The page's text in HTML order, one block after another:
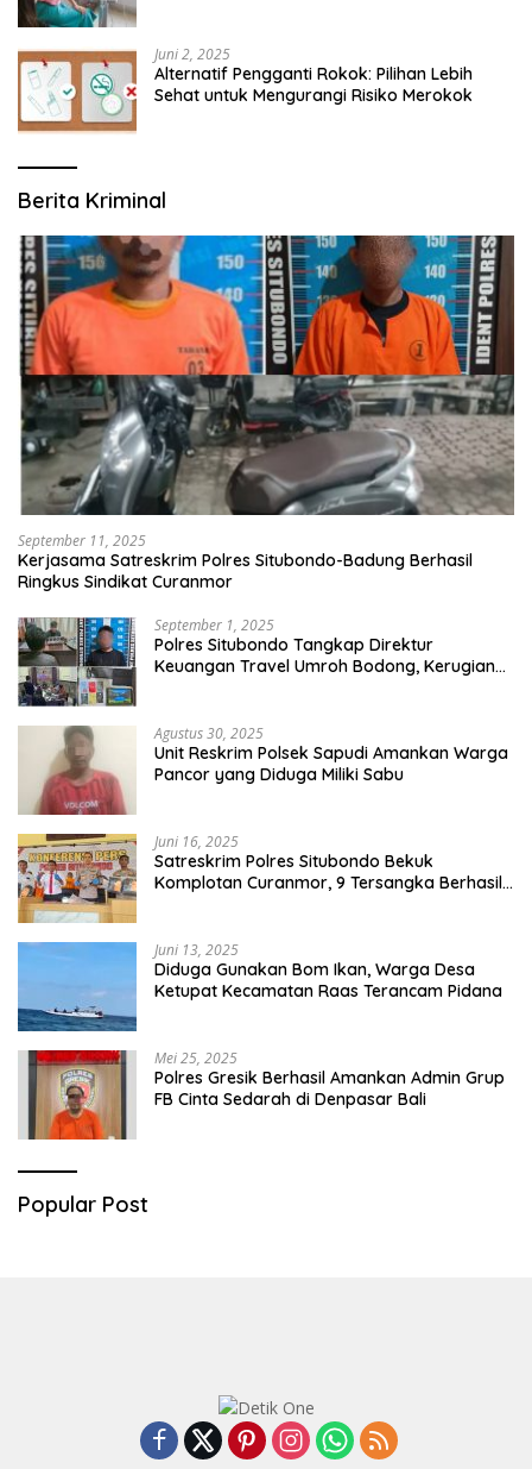
Juni 2, 2025
Alternatif Pengganti Rokok: Pilihan Lebih
Sehat untuk Mengurangi Risiko Merokok
Berita Kriminal
September 11, 2025
Kerjasama Satreskrim Polres Situbondo-Badung Berhasil
Ringkus Sindikat Curanmor
September 1, 2025
Polres Situbondo Tangkap Direktur
Keuangan Travel Umroh Bodong, Kerugian
Agustus 30, 2025
Unit Reskrim Polsek Sapudi Amankan Warga
Pancor yang Diduga Miliki Sabu
Juni 16, 2025
Satreskrim Polres Situbondo Bekuk
Komplotan Curanmor, 9 Tersangka Berhasil
Juni 13, 2025
Diduga Gunakan Bom Ikan, Warga Desa
Ketupat Kecamatan Raas Terancam Pidana
Mei 25, 2025
Polres Gresik Berhasil Amankan Admin Grup
FB Cinta Sedarah di Denpasar Bali
Popular Post